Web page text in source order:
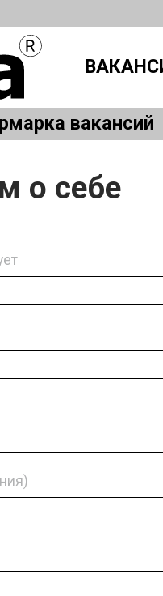
вакансий
о себе